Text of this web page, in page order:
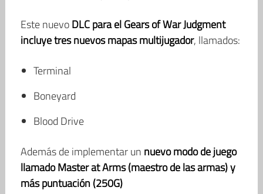
Este nuevoDLC para el Gears of War Judgment
incluye tres nuevos mapas multijugador, llamados:
Terminal
Boneyard
Blood Drive
Además de implementar un nuevo modo de juego
llamado Master at Arms (maestro de las armas) y
más puntuación (250G)